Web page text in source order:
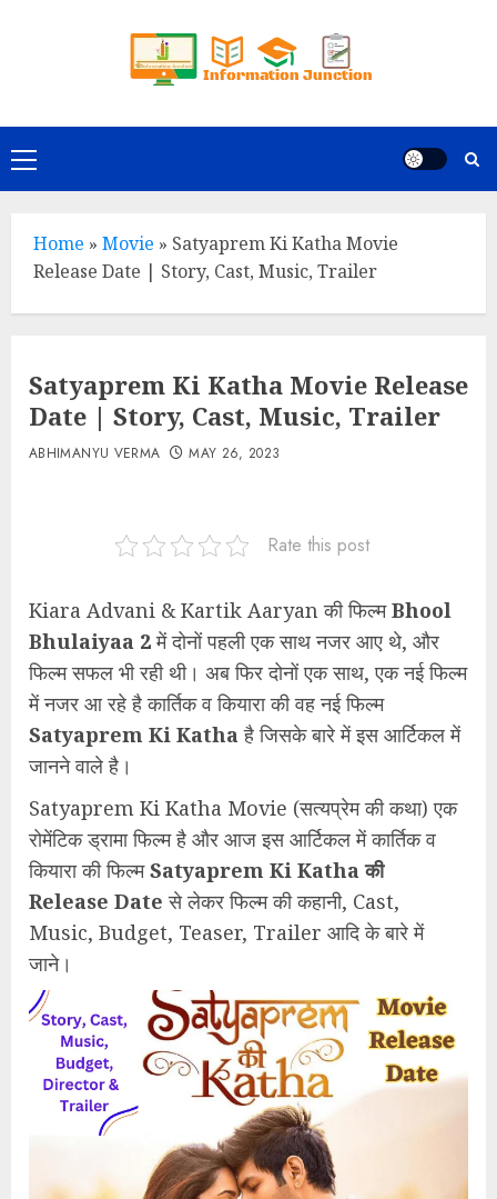
Primary
Menu
Home » Movie » Satyaprem Ki Katha Movie
Release Date | Story, Cast, Music, Trailer
Satyaprem Ki Katha Movie Release
Date | Story, Cast, Music, Trailer
ABHIMANYU VERMA MAY 26, 2023
Rate this post
Kiara Advani & Kartik Aaryan की फिल्मBhool
Bhulaiyaa 2में दोनों पहली एक साथ नजर आए थे, और
फिल्म सफल भी रही थी। अब फिर दोनों एक साथ, एक नई फिल्म
में नजर आ रहे है कार्तिक व कियारा की वह नई फिल्म
Satyaprem Ki Kathaहै जिसके बारे में इस आर्टिकल में
जानने वाले है।
Satyaprem Ki Katha Movie (सत्यप्रेम की कथा) एक
रोमेंटिक ड्रामा फिल्म है और आज इस आर्टिकल में कार्तिक व
कियारा की फिल्मSatyaprem Ki Katha की
Release Date से लेकर फिल्म की कहानी, Cast,
Music, Budget, Teaser, Trailer आदि के बारे में
जाने।